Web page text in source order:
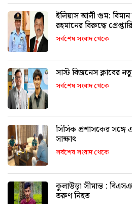
ইলিয়াস আলী গুম: বিমান বাহিনীর কর্মকর্তা সাইফুর
রহমানের বিরুদ্ধে
সর্বশেষ সংবাদ থেকে
সাস্ট বিজনেস ক্লাবের
সর্বশেষ সংবাদ থেকে
সিসিক প্রশাসকের
সাক্ষাৎ
সর্বশেষ সংবাদ থেকে
কুলাউড়া সীমান্ত :
তরুণ নিহত